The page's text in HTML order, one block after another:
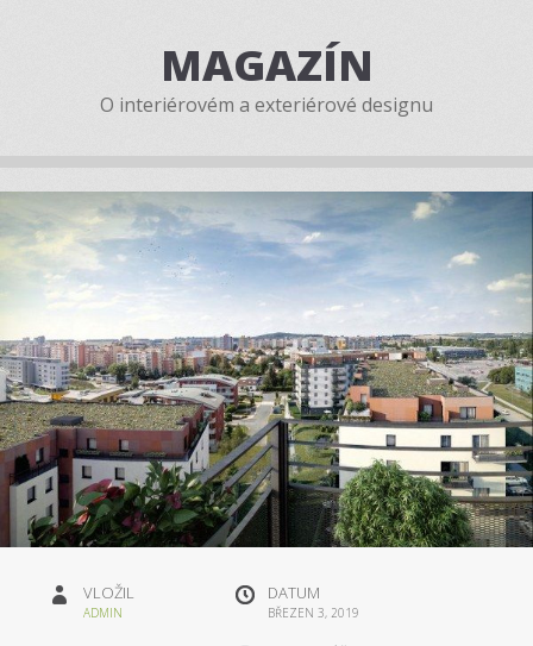
MAGAZÍN
O interiérovém a exteriérové designu
VLOŽIL
ADMIN
DATUM
BŘEZEN 3, 2019